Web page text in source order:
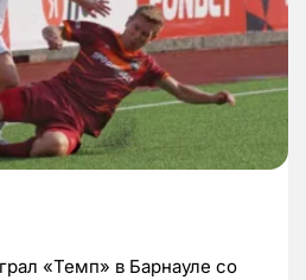
«Темп» в Барнауле со